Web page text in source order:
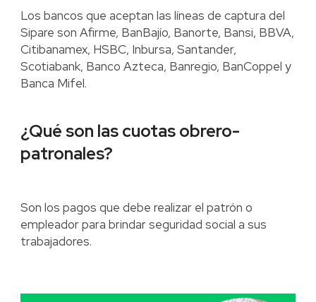
Los bancos que aceptan las líneas de captura del
Sipare son Afirme, BanBajío, Banorte, Bansi, BBVA,
Citibanamex, HSBC, Inbursa, Santander,
Scotiabank, Banco Azteca, Banregio, BanCoppel y
Banca Mifel.
¿Qué son las cuotas obrero-
patronales?
Son los pagos que debe realizar el patrón o
empleador para brindar seguridad social a sus
trabajadores.